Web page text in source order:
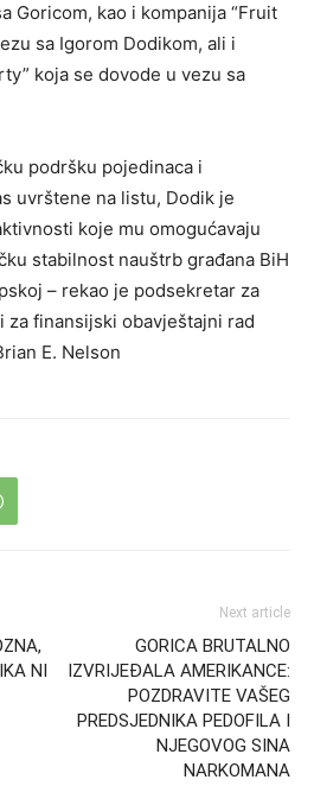
Goricom, kao i kompanija “Fruit
sa Igorom Dodikom, ali i
koja se dovode u vezu sa
podršku pojedinaca i
uvrštene na listu, Dodik je
koje mu omogućavaju
stabilnost nauštrb građana BiH
– rekao je podsekretar za
finansijski obavještajni rad
E. Nelson
NI
Next article
GORICA BRUTALNO
IZVRIJEĐALA AMERIKANCE:
POZDRAVITE VAŠEG
PREDSJEDNIKA PEDOFILA I
NJEGOVOG SINA
NARKOMANA